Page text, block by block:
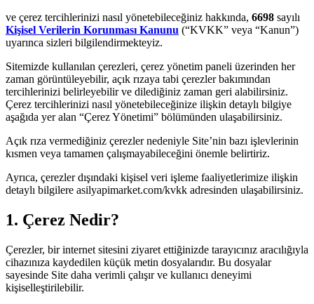
ve çerez tercihlerinizi nasıl yönetebileceğiniz hakkında, 6698 sayılı
Kişisel Verilerin Korunması Kanunu (“KVKK” veya “Kanun”)
uyarınca sizleri bilgilendirmekteyiz.
Sitemizde kullanılan çerezleri, çerez yönetim paneli üzerinden her
zaman görüntüleyebilir, açık rızaya tabi çerezler bakımından
tercihlerinizi belirleyebilir ve dilediğiniz zaman geri alabilirsiniz.
Çerez tercihlerinizi nasıl yönetebileceğinize ilişkin detaylı bilgiye
aşağıda yer alan “Çerez Yönetimi” bölümünden ulaşabilirsiniz.
Açık rıza vermediğiniz çerezler nedeniyle Site’nin bazı işlevlerinin
kısmen veya tamamen çalışmayabileceğini önemle belirtiriz.
Ayrıca, çerezler dışındaki kişisel veri işleme faaliyetlerimize ilişkin
detaylı bilgilere asilyapimarket.com/kvkk adresinden ulaşabilirsiniz.
1. Çerez Nedir?
Çerezler, bir internet sitesini ziyaret ettiğinizde tarayıcınız aracılığıyla
cihazınıza kaydedilen küçük metin dosyalarıdır. Bu dosyalar
sayesinde Site daha verimli çalışır ve kullanıcı deneyimi
kişiselleştirilebilir.